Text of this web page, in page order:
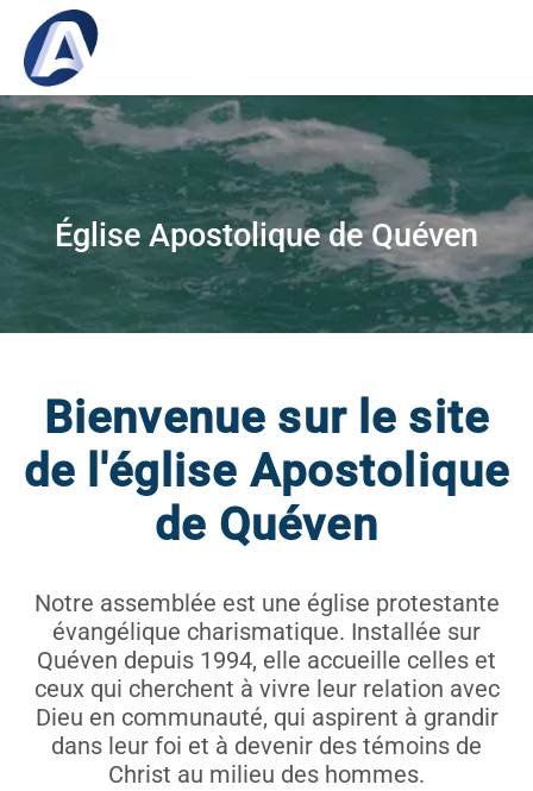
Église Apostolique de Quéven
Bienvenue sur le site
de l'église Apostolique
de Quéven
Notre assemblée est une église protestante
évangélique charismatique. Installée sur
Quéven depuis 1994, elle accueille celles et
ceux qui cherchent à vivre leur relation avec
Dieu en communauté, qui aspirent à grandir
dans leur foi et à devenir des témoins de
Christ au milieu des hommes.